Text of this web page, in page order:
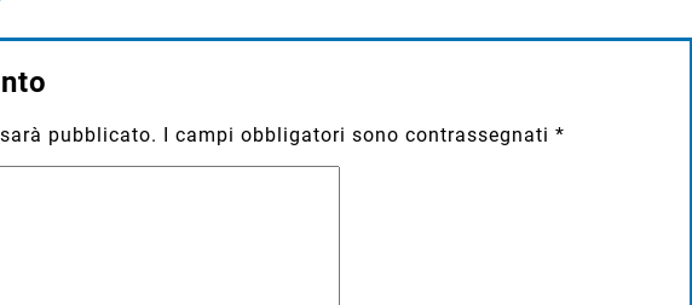
pubblicato. I campi obbligatori sono contrassegnati *